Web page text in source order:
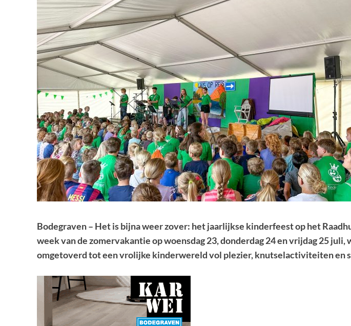
Bodegraven – Het is bijna weer zover: het jaarlijkse kinderfeest op het
week van de zomervakantie op woensdag 23, donderdag 24 en vrijdag 25
omgetoverd tot een vrolijke kinderwereld vol plezier, knutselactiviteiten en